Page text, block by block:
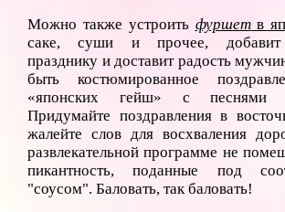
Можно также устроить фуршетв
саке, суши и прочее, добавит
празднику и доставит радость
быть костюмированное
«японских гейш» с песнями
Придумайте поздравления в
жалейте слов для восхваления
развлекательной программе не
пикантность, поданные под
"соусом". Баловать, так баловать!